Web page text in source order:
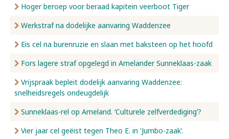
Hoger beroep voor beraad kapitein veerboot Tiger
Werkstraf na dodelijke aanvaring Waddenzee
Eis cel na burenruzie en slaan met baksteen op het hoofd
Fors lagere straf opgelegd in Amelander Sunneklaas-zaak
Vrijspraak bepleit dodelijk aanvaring Waddenzee:
snelheidsregels ondeugdelijk
Sunneklaas-rel op Ameland. ‘Culturele zelfverdediging’?
Vier jaar cel geëist tegen Theo E. in 'Jumbo-zaak’.